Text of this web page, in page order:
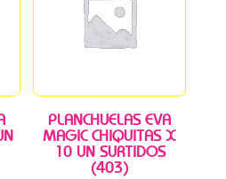
PLANCHUELAS EVA
MAGIC CHIQUITAS X
10 UN SURTIDOS
(403)